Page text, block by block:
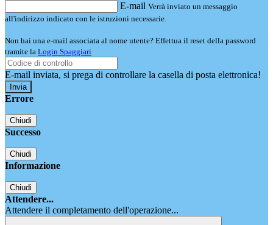
E-mail Verrà inviato un messaggio
all'indirizzo indicato con le istruzioni necessarie.
Non hai una e-mail associata al nome utente? Effettua il reset della password
tramite la Login Spaggiari
E-mail inviata, si prega di controllare la casella di posta elettronica!
Errore
Chiudi
Successo
Chiudi
Informazione
Chiudi
Attendere...
Attendere il completamento dell'operazione...